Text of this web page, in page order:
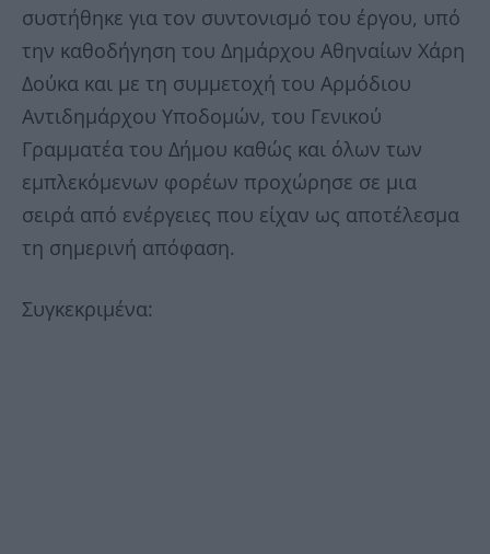
συστήθηκε για τον συντονισμό του έργου, υπό
την καθοδήγηση του Δημάρχου Αθηναίων Χάρη
Δούκα και με τη συμμετοχή του Αρμόδιου
Αντιδημάρχου Υποδομών, του Γενικού
Γραμματέα του Δήμου καθώς και όλων των
εμπλεκόμενων φορέων προχώρησε σε μια
σειρά από ενέργειες που είχαν ως αποτέλεσμα
τη σημερινή απόφαση.
Συγκεκριμένα: